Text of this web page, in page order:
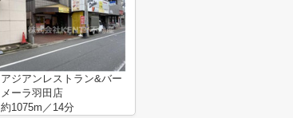
アジアンレストラン&バー
メーラ羽田店
約1075m／14分